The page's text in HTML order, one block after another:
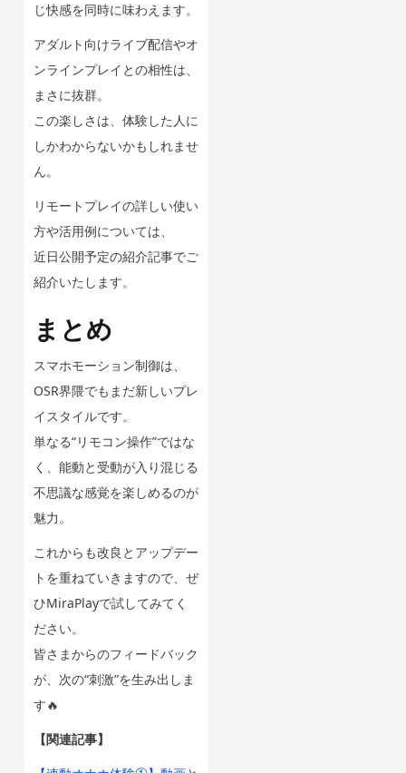
じ快感を同時に味わえます。
アダルト向けライブ配信やオ
ンラインプレイとの相性は、
まさに抜群。
この楽しさは、体験した人に
しかわからないかもしれませ
ん。
リモートプレイの詳しい使い
方や活用例については、
近日公開予定の紹介記事でご
紹介いたします。
まとめ
スマホモーション制御は、
OSR界隈でもまだ新しいプレ
イスタイルです。
単なる“リモコン操作”ではな
く、能動と受動が入り混じる
不思議な感覚を楽しめるのが
魅力。
これからも改良とアップデー
トを重ねていきますので、ぜ
ひMiraPlayで試してみてく
ださい。
皆さまからのフィードバック
が、次の“刺激”を生み出しま
す🔥
【関連記事】